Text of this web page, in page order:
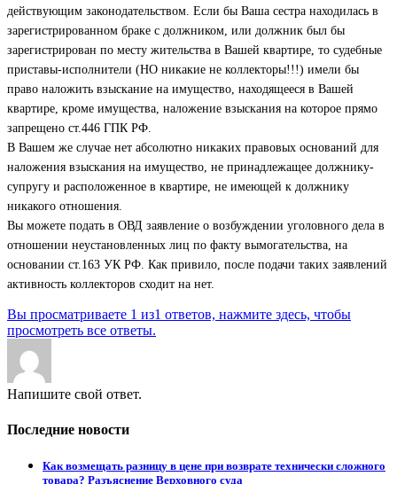
действующим законодательством. Если бы Ваша сестра находилась в
зарегистрированном браке с должником, или должник был бы
зарегистрирован по месту жительства в Вашей квартире, то судебные
приставы-исполнители (НО никакие не коллекторы!!!) имели бы
право наложить взыскание на имущество, находящееся в Вашей
квартире, кроме имущества, наложение взыскания на которое прямо
запрещено ст.446 ГПК РФ.
В Вашем же случае нет абсолютно никаких правовых оснований для
наложения взыскания на имущество, не принадлежащее должнику-
супругу и расположенное в квартире, не имеющей к должнику
никакого отношения.
Вы можете подать в ОВД заявление о возбуждении уголовного дела в
отношении неустановленных лиц по факту вымогательства, на
основании ст.163 УК РФ. Как привило, после подачи таких заявлений
активность коллекторов сходит на нет.
Вы просматриваете 1 из1 ответов, нажмите здесь, чтобы
просмотреть все ответы.
Напишите свой ответ.
Последние новости
Как возмещать разницу в цене при возврате технически сложного
товара? Разъяснение Верховного суда